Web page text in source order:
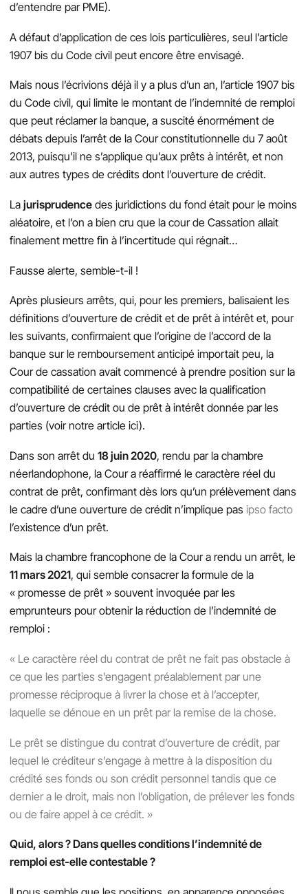
d’entendre par PME).
A défaut d’application de ces lois particulières, seul l’article
1907 bis du Code civil peut encore être envisagé.
Mais nous l’écrivions déjà il y a plus d’un an, l’article 1907 bis
du Code civil, qui limite le montant de l’indemnité de remploi
que peut réclamer la banque, a suscité énormément de
débats depuis l’arrêt de la Cour constitutionnelle du 7 août
2013, puisqu’il ne s’applique qu’aux prêts à intérêt, et non
aux autres types de crédits dont l’ouverture de crédit.
La jurisprudence des juridictions du fond était pour le moins
aléatoire, et l’on a bien cru que la cour de Cassation allait
finalement mettre fin à l’incertitude qui régnait…
Fausse alerte, semble-t-il !
Après plusieurs arrêts, qui, pour les premiers, balisaient les
définitions d’ouverture de crédit et de prêt à intérêt et, pour
les suivants, confirmaient que l’origine de l’accord de la
banque sur le remboursement anticipé importait peu, la
Cour de cassation avait commencé à prendre position sur la
compatibilité de certaines clauses avec la qualification
d’ouverture de crédit ou de prêt à intérêt donnée par les
parties (voir notre article ici).
Dans son arrêt du 18 juin 2020, rendu par la chambre
néerlandophone, la Cour a réaffirmé le caractère réel du
contrat de prêt, confirmant dès lors qu’un prélèvement dans
le cadre d’une ouverture de crédit n’implique pas ipso facto
l’existence d’un prêt.
Mais la chambre francophone de la Cour a rendu un arrêt, le
11 mars 2021, qui semble consacrer la formule de la
« promesse de prêt » souvent invoquée par les
emprunteurs pour obtenir la réduction de l’indemnité de
remploi :
« Le caractère réel du contrat de prêt ne fait pas obstacle à
ce que les parties s’engagent préalablement par une
promesse réciproque à livrer la chose et à l’accepter,
laquelle se dénoue en un prêt par la remise de la chose.
Le prêt se distingue du contrat d’ouverture de crédit, par
lequel le créditeur s’engage à mettre à la disposition du
crédité ses fonds ou son crédit personnel tandis que ce
dernier a le droit, mais non l’obligation, de prélever les fonds
ou de faire appel à ce crédit. »
Quid, alors ? Dans quelles conditions l’indemnité de
remploi est-elle contestable ?